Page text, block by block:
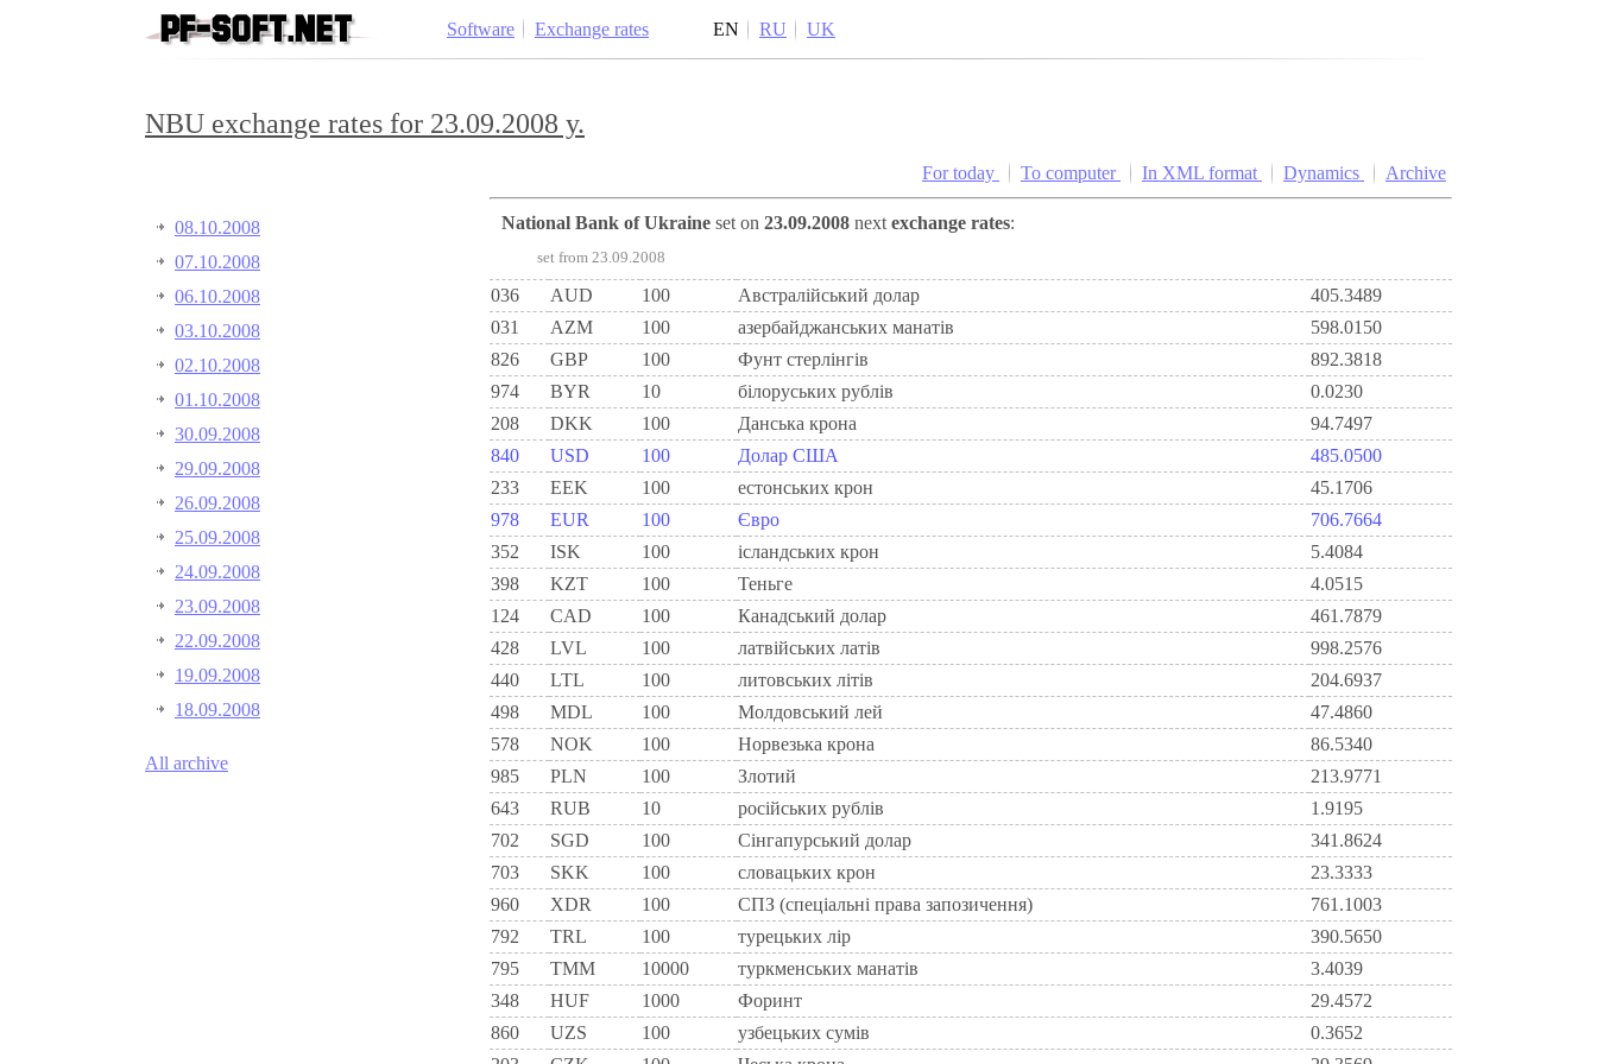
Software Exchange rates EN RU UK
NBU exchange rates for 23.09.2008 y.
08.10.2008
07.10.2008
06.10.2008
03.10.2008
02.10.2008
01.10.2008
30.09.2008
29.09.2008
26.09.2008
25.09.2008
24.09.2008
23.09.2008
22.09.2008
19.09.2008
18.09.2008
All archive
For today To computer In XML format Dynamics Archive
National Bank of Ukraine set on 23.09.2008 next exchange rates:
set from 23.09.2008
036 AUD 100 Австралійський долар
405.3489
031
AZM 100 азербайджанських манатів
598.0150
826
GBP 100 Фунт стерлінгів
892.3818
974
BYR 10 білоруських рублів
0.0230
208
DKK 100 Данська крона
94.7497
840
USD 100 Долар США
485.0500
233
EEK 100 естонських крон
45.1706
978
EUR 100 Євро
706.7664
352
ISK 100 ісландських крон
5.4084
398
KZT 100 Теньге
4.0515
124
CAD 100 Канадський долар
461.7879
428
LVL 100 латвійських латів
998.2576
440
LTL 100 литовських літів
204.6937
498
MDL 100 Молдовський лей
47.4860
578
NOK 100 Норвезька крона
86.5340
985
PLN 100 Злотий
213.9771
643
RUB 10 російських рублів
1.9195
702
SGD 100 Сінгапурський долар
341.8624
703
SKK 100 словацьких крон
23.3333
960
XDR 100 СПЗ (спеціальні права запозичення)
761.1003
792
TRL 100 турецьких лір
390.5650
795
TMM 10000 туркменських манатів
3.4039
348
HUF 1000 Форинт
29.4572
860
UZS 100 узбецьких сумів
0.3652